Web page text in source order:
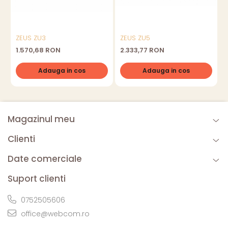
ZEUS ZU3
1.570,68 RON
Adauga in cos
ZEUS ZU5
2.333,77 RON
Adauga in cos
Magazinul meu
Clienti
Date comerciale
Suport clienti
0752505606
office@webcom.ro